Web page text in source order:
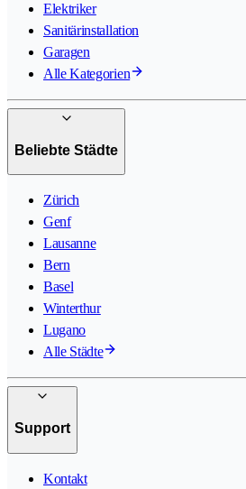
Elektriker
Sanitärinstallation
Garagen
Alle Kategorien
Beliebte Städte
Zürich
Genf
Lausanne
Bern
Basel
Winterthur
Lugano
Alle Städte
Support
Kontakt